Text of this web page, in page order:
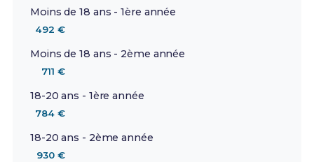
Moins de 18 ans - 1ère année
492 €
Moins de 18 ans - 2ème année
711 €
18-20 ans - 1ère année
784 €
18-20 ans - 2ème année
930 €